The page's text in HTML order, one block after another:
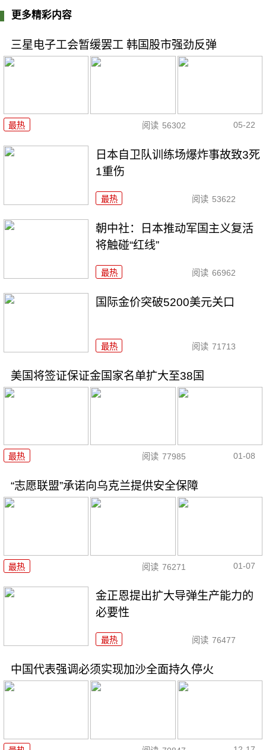
更多精彩内容
三星电子工会暂缓罢工 韩国股市强劲反弹
最热 阅读 56302 05-22
日本自卫队训练场爆炸事故致3死
1重伤
最热 阅读 53622
朝中社：日本推动军国主义复活
将触碰“红线”
最热 阅读 66962
国际金价突破5200美元关口
最热 阅读 71713
美国将签证保证金国家名单扩大至38国
最热 阅读 77985 01-08
“志愿联盟”承诺向乌克兰提供安全保障
最热 阅读 76271 01-07
金正恩提出扩大导弹生产能力的
必要性
最热 阅读 76477
中国代表强调必须实现加沙全面持久停火